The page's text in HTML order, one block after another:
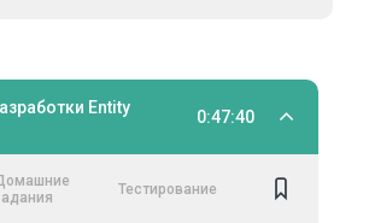
Entity
0:47:40
Тестирование